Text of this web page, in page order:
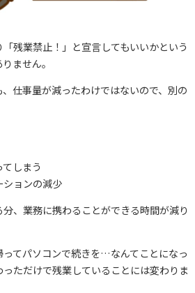
残業禁止！」と宣言してもいいかという
ません。
仕事量が減ったわけではないので、別の
しまう
ションの減少
、業務に携わることができる時間が減り
てパソコンで続きを…なんてことになっ
ただけで残業していることには変わりま